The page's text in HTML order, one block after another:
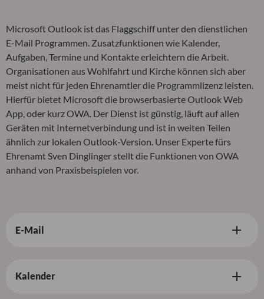
Microsoft Outlook ist das Flaggschiff unter den dienstlichen
E-Mail Programmen. Zusatzfunktionen wie Kalender,
Aufgaben, Termine und Kontakte erleichtern die Arbeit.
Organisationen aus Wohlfahrt und Kirche können sich aber
meist nicht für jeden Ehrenamtler die Programmlizenz leisten.
Hierfür bietet Microsoft die browserbasierte Outlook Web
App, oder kurz OWA. Der Dienst ist günstig, läuft auf allen
Geräten mit Internetverbindung und ist in weiten Teilen
ähnlich zur lokalen Outlook-Version. Unser Experte fürs
Ehrenamt Sven Dinglinger stellt die Funktionen von OWA
anhand von Praxisbeispielen vor.
E-Mail
Kalender